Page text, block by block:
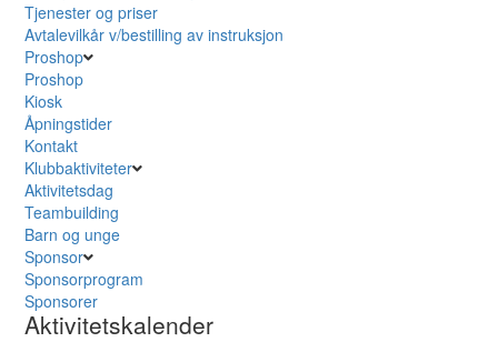
Tjenester og priser
Avtalevilkår v/bestilling av instruksjon
Proshop
Proshop
Kiosk
Åpningstider
Kontakt
Klubbaktiviteter
Aktivitetsdag
Teambuilding
Barn og unge
Sponsor
Sponsorprogram
Sponsorer
Aktivitetskalender